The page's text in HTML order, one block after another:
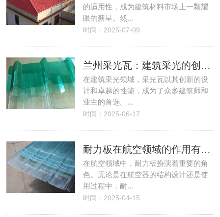
的适用性，成为建筑材料市场上一颗耀
眼的新星。然...
时间：2025-07-09
兰州采光瓦：建筑采光的创新之选！
在建筑采光领域，采光瓦以其创新的设
计和卓越的性能，成为了众多建筑师和
业主的首选。...
时间：2025-06-17
耐力板在航空领域的作用有哪些？
在航空领域中，耐力板扮演着重要的角
色。无论是在航空器的结构设计还是使
用过程中，耐...
时间：2025-04-15